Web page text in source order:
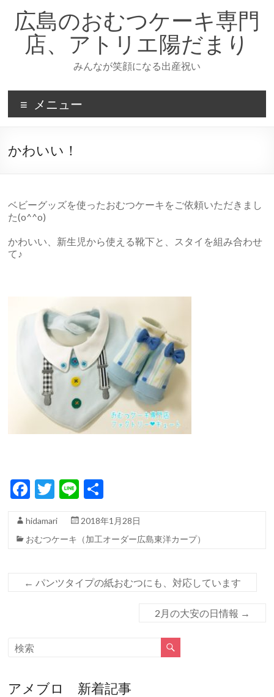
キ
プ
広島のおむつケーキ専門
店、アトリエ陽だまり
みんなが笑顔になる出産祝い
メニュー
かわいい！
ベビーグッズを使ったおむつケーキをご依頼いただきまし
た(o^^o)
かわいい、新生児から使える靴下と、スタイを組み合わせ
て♪
F
e
b
o
T
itt
er
Li
e
hidamari
2018年1月28日
おむつケーキ（加工オーダー広島東洋カープ）
← パンツタイプの紙おむつにも、対応しています
2月の大安の日情報 →
アメブロ 新着記事